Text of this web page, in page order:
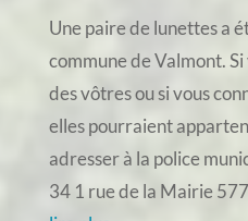
Une paire de lunettes a
commune de Valmont. Si
des vôtres ou si vous
elles pourraient
adresser à la police
34 1 rue de la Mairie